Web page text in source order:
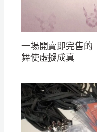
一場開賣即完售的
舞使虛擬成真